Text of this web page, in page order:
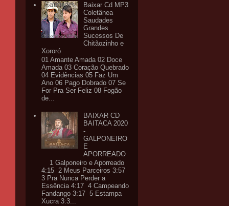
Baixar Cd MP3
Coletânea
Saudades
Grandes
Sucessos De
Chitãozinho e
Xororó
01 Amante Amada 02 Doce
Amada 03 Coração Quebrado
04 Evidências 05 Faz Um
Ano 06 Pago Dobrado 07 Se
For Pra Ser Feliz 08 Fogão
de...
BAIXAR CD
BAITACA 2020
-
GALPONEIRO
E
APORREADO
1 Galponeiro e Aporreado
4:15 2 Meus Parceiros 3:57
3 Pra Nunca Perder a
Essência 4:17 4 Campeando
Fandango 3:17 5 Estampa
Xucra 3:3...